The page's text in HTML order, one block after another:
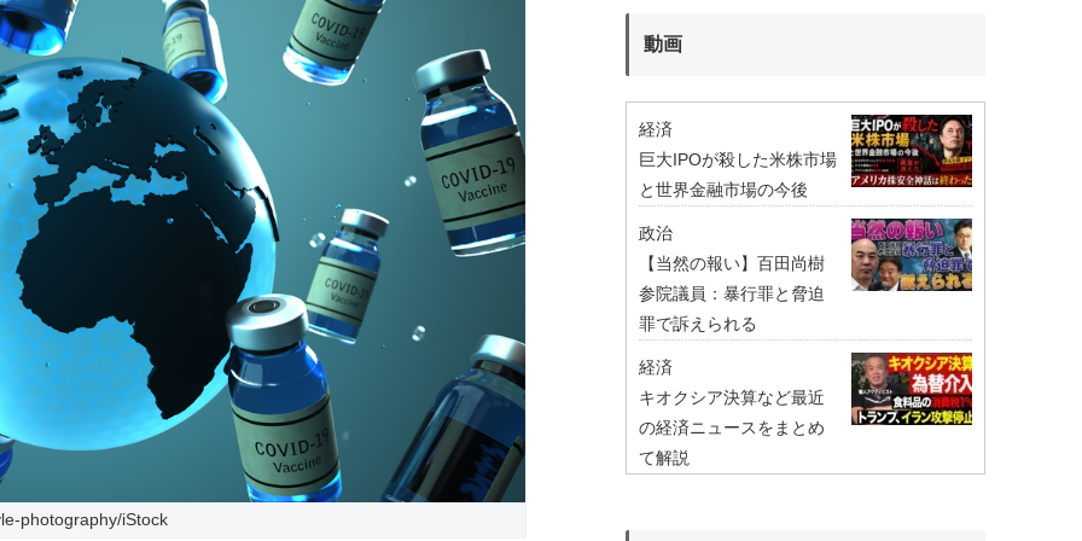
photography/iStock
動画
経済
巨大IPOが殺した米株市場
と世界金融市場の今後
政治
【当然の報い】百田尚樹
参院議員：暴行罪と脅迫
罪で訴えられる
経済
キオクシア決算など最近
の経済ニュースをまとめ
て解説